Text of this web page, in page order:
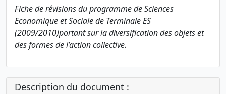
Fiche de révisions du programme de Sciences
Economique et Sociale de Terminale ES
(2009/2010)portant sur la diversification des objets et
des formes de l’action collective.
Description du document :